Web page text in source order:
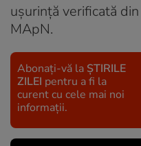
uşurinţă verificată
MApN.
Abonați-vă la ȘTIRILE
ZILEI pentru a fi la
curent cu cele mai noi
informații.